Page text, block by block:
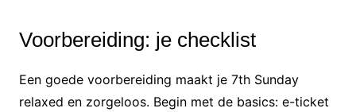
Voorbereiding: je checklist
Een goede voorbereiding maakt je 7th Sunday
relaxed en zorgeloos. Begin met de basics: e-ticket